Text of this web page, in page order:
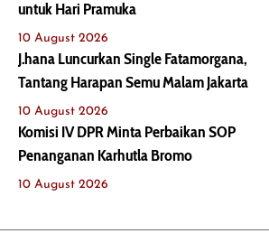
untuk Hari Pramuka
10 August 2026
J.hana Luncurkan Single Fatamorgana,
Tantang Harapan Semu Malam Jakarta
10 August 2026
Komisi IV DPR Minta Perbaikan SOP
Penanganan Karhutla Bromo
10 August 2026